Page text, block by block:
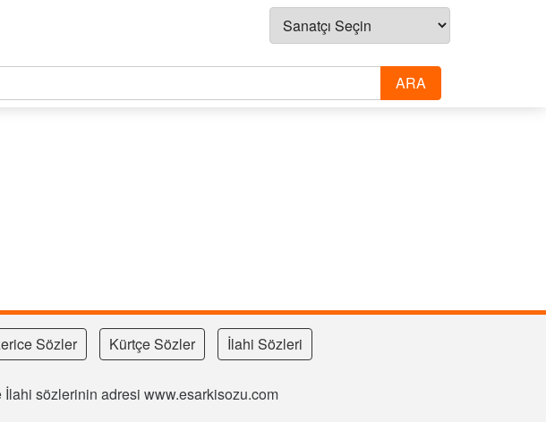
Sözler Kürtçe Sözler İlahi Sözleri
İlahi sözlerinin adresi www.esarkisozu.com